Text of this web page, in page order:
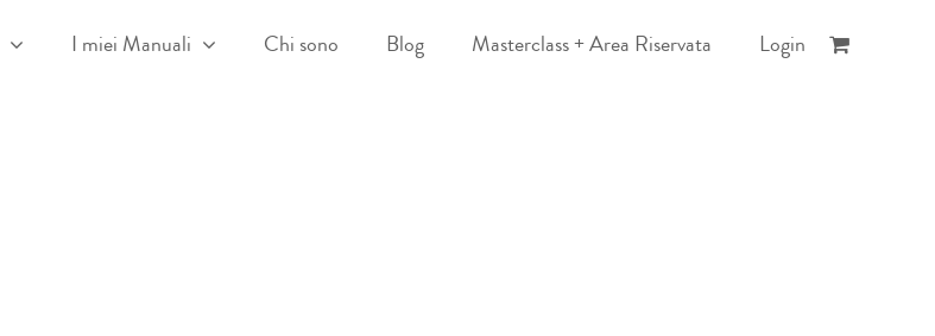
I miei Manuali Chi sono Blog Masterclass + Area Riservata Login